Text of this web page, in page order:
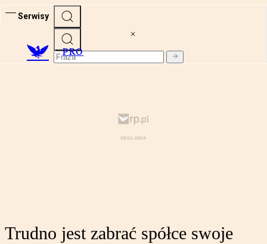
Serwisy
PRO
Trudno jest zabrać spółce swoje